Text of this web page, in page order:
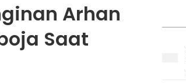
Arhan
Saat